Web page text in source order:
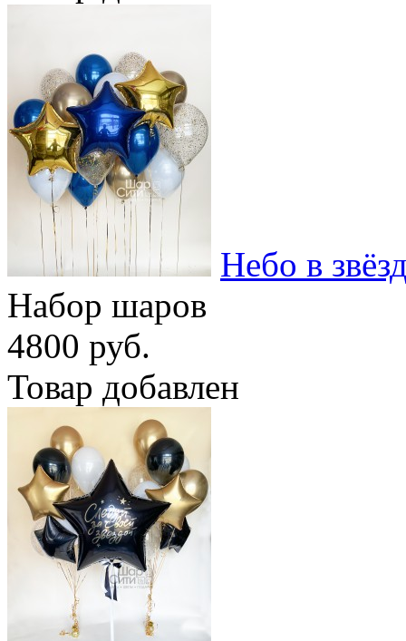
Небо в
Набор шаров
4800 руб.
Товар добавлен